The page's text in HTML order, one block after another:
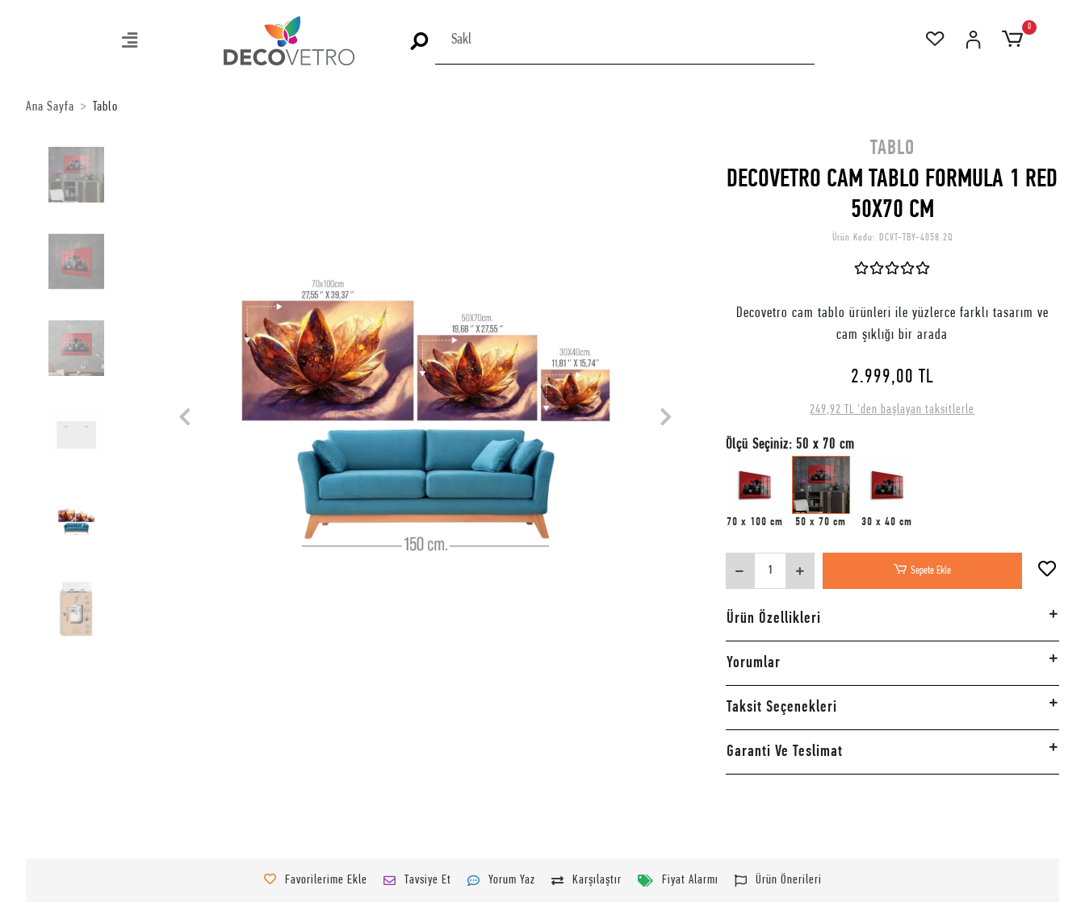
0
Ana Sayfa Tablo
TABLO
DECOVETRO CAM TABLO FORMULA 1 RED
50X70 CM
Ürün Kodu: DCVT-TBY-4058.2Q
Decovetro cam tablo ürünleri ile yüzlerce farklı tasarım ve
cam şıklığı bir arada
2.999,00 TL
249,92 TL 'den başlayan taksitlerle
Ölçü Seçiniz: 50 x 70 cm
70 x 100 cm 50 x 70 cm 30 x 40 cm
Sepete Ekle
Ürün Özellikleri
Yorumlar
Taksit Seçenekleri
Garanti Ve Teslimat
Favorilerime Ekle Tavsiye Et Yorum Yaz Karşılaştır Fiyat Alarmı Ürün Önerileri